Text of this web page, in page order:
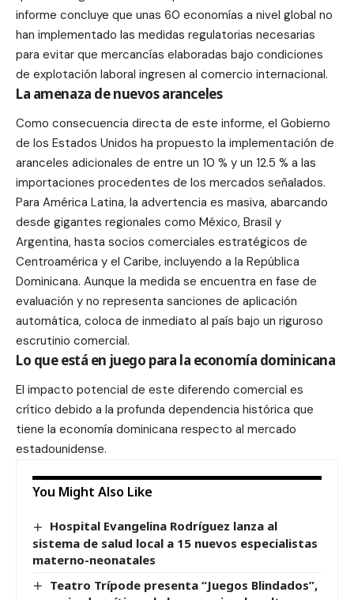
informe concluye que unas 60 economías a nivel global no
han implementado las medidas regulatorias necesarias
para evitar que mercancías elaboradas bajo condiciones
de explotación laboral ingresen al comercio internacional.
La amenaza de nuevos aranceles
Como consecuencia directa de este informe, el Gobierno
de los Estados Unidos ha propuesto la implementación de
aranceles adicionales de entre un 10 % y un 12.5 % a las
importaciones procedentes de los mercados señalados.
Para América Latina, la advertencia es masiva, abarcando
desde gigantes regionales como México, Brasil y
Argentina, hasta socios comerciales estratégicos de
Centroamérica y el Caribe, incluyendo a la República
Dominicana. Aunque la medida se encuentra en fase de
evaluación y no representa sanciones de aplicación
automática, coloca de inmediato al país bajo un riguroso
escrutinio comercial.
Lo que está en juego para la economía dominicana
El impacto potencial de este diferendo comercial es
crítico debido a la profunda dependencia histórica que
tiene la economía dominicana respecto al mercado
estadounidense.
You Might Also Like
Hospital Evangelina Rodríguez lanza al
sistema de salud local a 15 nuevos especialistas
materno-neonatales
Teatro Trípode presenta “Juegos Blindados”,